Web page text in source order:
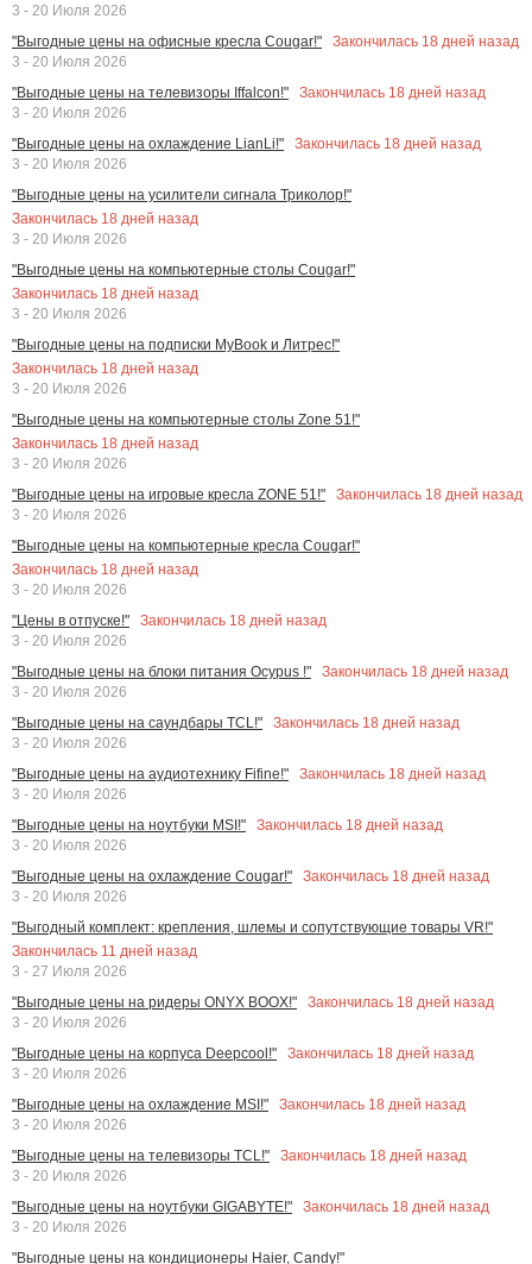
3 - 20 Июля 2026
"Выгодные цены на офисные кресла Cougar!"
Закончилась 18 дней назад
3 - 20 Июля 2026
"Выгодные цены на телевизоры Iffalcon!"
Закончилась 18 дней назад
3 - 20 Июля 2026
"Выгодные цены на охлаждение LianLi!"
Закончилась 18 дней назад
3 - 20 Июля 2026
"Выгодные цены на усилители сигнала Триколор!"
Закончилась 18 дней назад
3 - 20 Июля 2026
"Выгодные цены на компьютерные столы Cougar!"
Закончилась 18 дней назад
3 - 20 Июля 2026
"Выгодные цены на подписки MyBook и Литрес!"
Закончилась 18 дней назад
3 - 20 Июля 2026
"Выгодные цены на компьютерные столы Zone 51!"
Закончилась 18 дней назад
3 - 20 Июля 2026
"Выгодные цены на игровые кресла ZONE 51!"
Закончилась 18 дней назад
3 - 20 Июля 2026
"Выгодные цены на компьютерные кресла Cougar!"
Закончилась 18 дней назад
3 - 20 Июля 2026
"Цены в отпуске!"
Закончилась 18 дней назад
3 - 20 Июля 2026
"Выгодные цены на блоки питания Ocypus !"
Закончилась 18 дней назад
3 - 20 Июля 2026
"Выгодные цены на саундбары TCL!"
Закончилась 18 дней назад
3 - 20 Июля 2026
"Выгодные цены на аудиотехнику Fifine!"
Закончилась 18 дней назад
3 - 20 Июля 2026
"Выгодные цены на ноутбуки MSI!"
Закончилась 18 дней назад
3 - 20 Июля 2026
"Выгодные цены на охлаждение Cougar!"
Закончилась 18 дней назад
3 - 20 Июля 2026
"Выгодный комплект: крепления, шлемы и сопутствующие товары VR!"
Закончилась 11 дней назад
3 - 27 Июля 2026
"Выгодные цены на ридеры ONYX BOOX!"
Закончилась 18 дней назад
3 - 20 Июля 2026
"Выгодные цены на корпуса Deepcool!"
Закончилась 18 дней назад
3 - 20 Июля 2026
"Выгодные цены на охлаждение MSI!"
Закончилась 18 дней назад
3 - 20 Июля 2026
"Выгодные цены на телевизоры TCL!"
Закончилась 18 дней назад
3 - 20 Июля 2026
"Выгодные цены на ноутбуки GIGABYTE!"
Закончилась 18 дней назад
3 - 20 Июля 2026
"Выгодные цены на кондиционеры Haier, Candy!"